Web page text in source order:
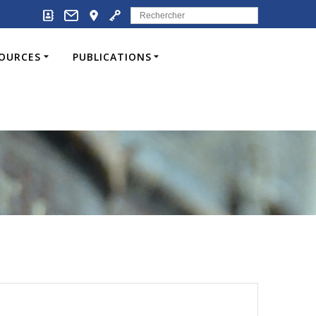
Search
for:
PUBLICATIONS